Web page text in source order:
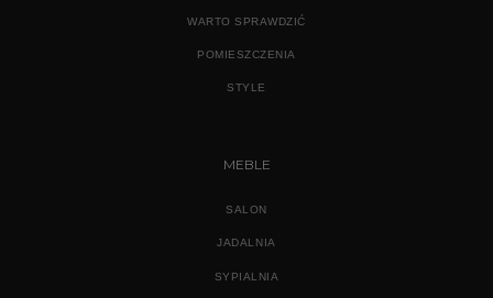
WARTO SPRAWDZIĆ
POMIESZCZENIA
STYLE
MEBLE
SALON
JADALNIA
SYPIALNIA